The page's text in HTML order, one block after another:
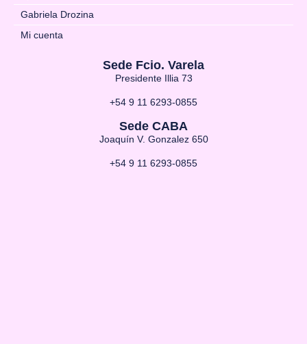
Gabriela Drozina
Mi cuenta
Sede Fcio. Varela
Presidente Illia 73
+54 9 11 6293-0855
Sede CABA
Joaquín V. Gonzalez 650
+54 9 11 6293-0855